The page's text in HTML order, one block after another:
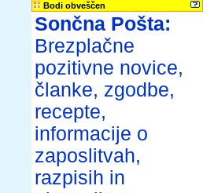
Bodi obveščen
Sončna Pošta:
Brezplačne
pozitivne novice,
članke, zgodbe,
recepte,
informacije o
zaposlitvah,
razpisih in